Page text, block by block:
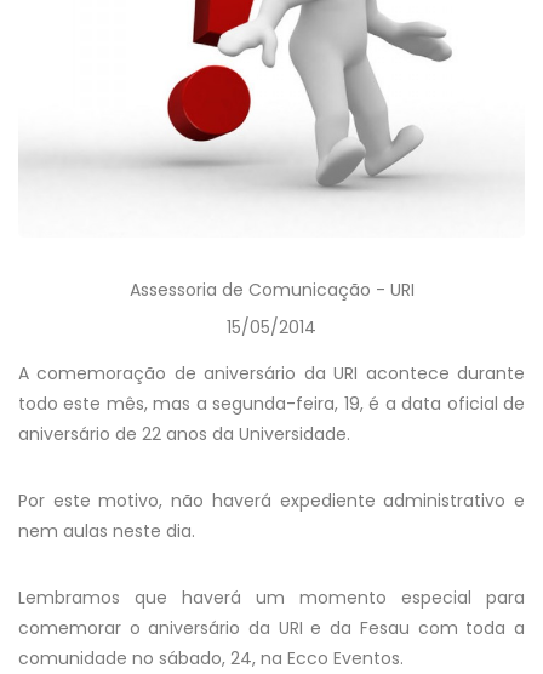
Assessoria de Comunicação - URI
15/05/2014
A comemoração de aniversário da URI acontece durante
todo este mês, mas a segunda-feira, 19, é a data oficial de
aniversário de 22 anos da Universidade.
Por este motivo, não haverá expediente administrativo e
nem aulas neste dia.
Lembramos que haverá um momento especial para
comemorar o aniversário da URI e da Fesau com toda a
comunidade no sábado, 24, na Ecco Eventos.